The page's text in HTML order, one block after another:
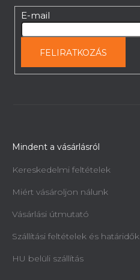
E-mail
FELIRATKOZÁS
Mindent a vásárlásról
Kereskedelmi feltételek
Miért vásároljon nálunk
Vásárlási útmutató
Szállítási feltételek és határidők
HU belüli szállítás